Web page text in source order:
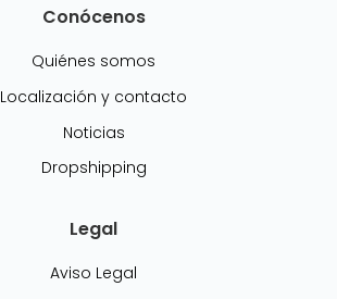
Conócenos
Quiénes somos
Localización y contacto
Noticias
Dropshipping
Legal
Aviso Legal